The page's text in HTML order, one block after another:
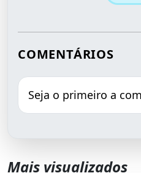
COMENTÁRIOS
Seja o primeiro a
Mais visualizados